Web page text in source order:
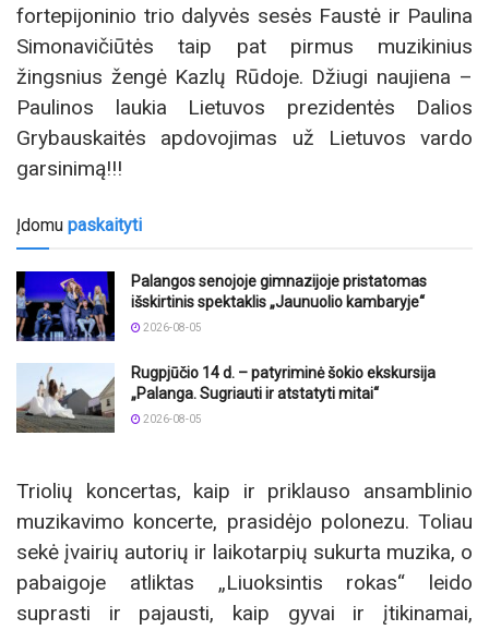
fortepijoninio trio dalyvės sesės Faustė ir Paulina
Simonavičiūtės taip pat pirmus muzikinius
žingsnius žengė Kazlų Rūdoje. Džiugi naujiena –
Paulinos laukia Lietuvos prezidentės Dalios
Grybauskaitės apdovojimas už Lietuvos vardo
garsinimą!!!
Įdomu paskaityti
Palangos senojoje gimnazijoje pristatomas
išskirtinis spektaklis „Jaunuolio kambaryje“
2026-08-05
Rugpjūčio 14 d. – patyriminė šokio ekskursija
„Palanga. Sugriauti ir atstatyti mitai“
2026-08-05
Triolių koncertas, kaip ir priklauso ansamblinio
muzikavimo koncerte, prasidėjo polonezu. Toliau
sekė įvairių autorių ir laikotarpių sukurta muzika, o
pabaigoje atliktas „Liuoksintis rokas“ leido
suprasti ir pajausti, kaip gyvai ir įtikinamai,